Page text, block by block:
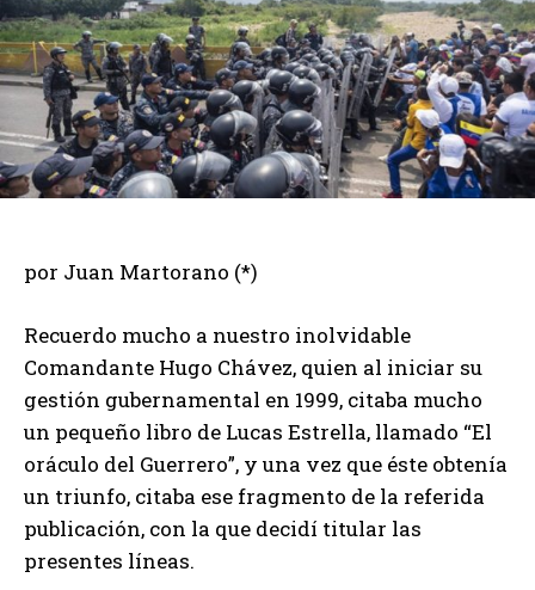
por Juan Martorano (*)
Recuerdo mucho a nuestro inolvidable
Comandante Hugo Chávez, quien al iniciar su
gestión gubernamental en 1999, citaba mucho
un pequeño libro de Lucas Estrella, llamado “El
oráculo del Guerrero”, y una vez que éste obtenía
un triunfo, citaba ese fragmento de la referida
publicación, con la que decidí titular las
presentes líneas.